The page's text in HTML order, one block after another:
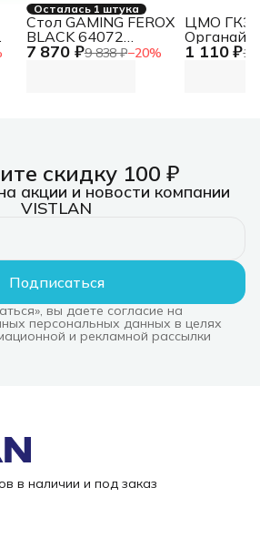
Осталась 1 штука
7 870 ₽9 838 ₽−20%
Стол GAMING FEROX
BLACK 64072
DEFENDER
1 110 ₽1
ЦМО ГКЗ-
скидку 100 ₽
акции и новости компании
VISTLAN
Подписаться
вы даете согласие на
персональных данных в целях
и рекламной рассылки
в наличии и под заказ